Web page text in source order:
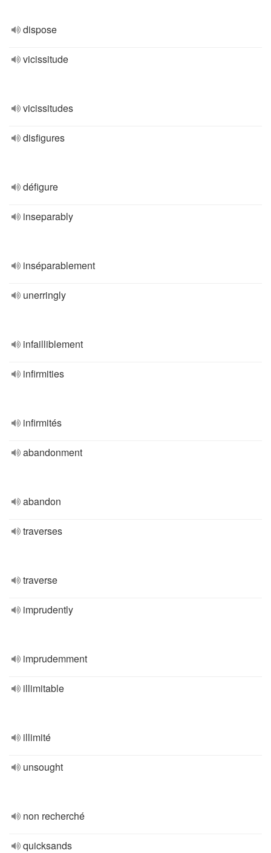
dispose
vicissitude
vicissitudes
disfigures
défigure
inseparably
inséparablement
unerringly
infailliblement
infirmities
infirmités
abandonment
abandon
traverses
traverse
imprudently
imprudemment
illimitable
illimité
unsought
non recherché
quicksands